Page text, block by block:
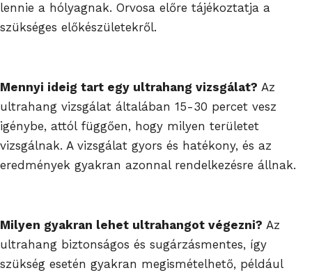
lennie a hólyagnak. Orvosa előre tájékoztatja a
szükséges előkészületekről.
Mennyi ideig tart egy ultrahang vizsgálat? Az
ultrahang vizsgálat általában 15-30 percet vesz
igénybe, attól függően, hogy milyen területet
vizsgálnak. A vizsgálat gyors és hatékony, és az
eredmények gyakran azonnal rendelkezésre állnak.
Milyen gyakran lehet ultrahangot végezni? Az
ultrahang biztonságos és sugárzásmentes, így
szükség esetén gyakran megismételhető, például